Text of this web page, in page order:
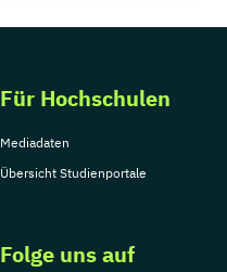
Für Hochschulen
Mediadaten
Übersicht Studienportale
Folge uns auf